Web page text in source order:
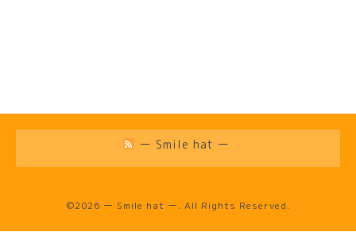
ー Smile hat ー
©2026 ー Smile hat ー. All Rights Reserved.